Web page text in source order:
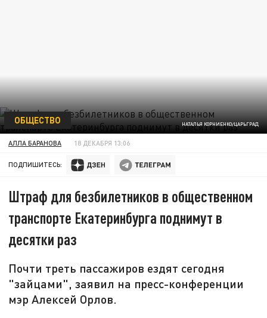
НАТАЛЬЯ КОРНИЕНКО/ЦАРЬГРАД
ОБЩЕСТВО
АЛЛА БАРАНОВА 18 ДЕКАБРЯ 13:06
ПОДПИШИТЕСЬ:
Штраф для безбилетников в общественном
транспорте Екатеринбурга поднимут в
десятки раз
Почти треть пассажиров ездят сегодня
"зайцами", заявил на пресс-конференции
мэр Алексей Орлов.